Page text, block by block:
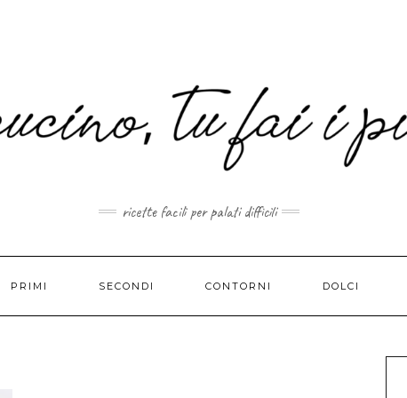
ricette facili per palati difficili
PRIMI SECONDI CONTORNI DOLCI